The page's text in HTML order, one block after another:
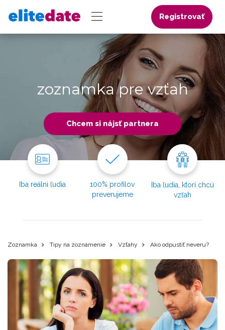
Registrovať
zoznamka pre vzťah
Chcem si nájsť partnera
Iba reálni ľudia
100% profilov
preverujeme
Iba ľudia, ktorí chcú
vzťah
Zoznamka Tipy na zoznámenie Vzťahy Ako odpustiť neveru?